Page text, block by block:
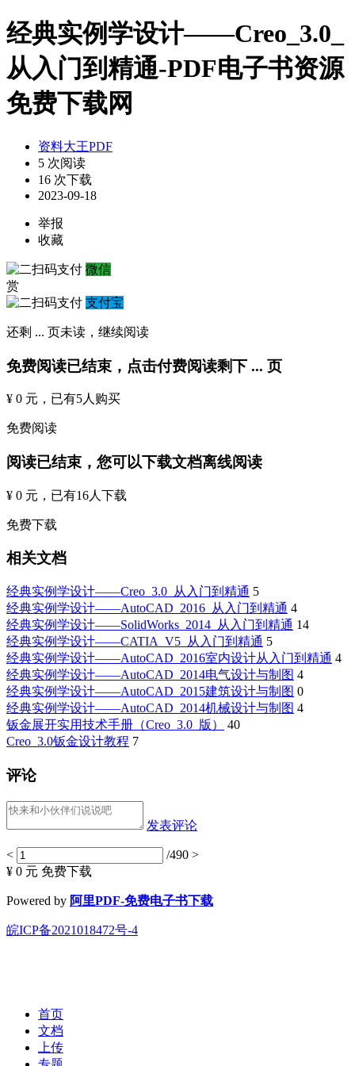
经典实例学设计——Creo_3.0_
从入门到精通-PDF电子书资源
免费下载网
资料大王PDF
5 次阅读
16 次下载
2023-09-18
举报
收藏
微信
赏
支付宝
还剩 ... 页未读， 继续阅读
免费阅读已结束，点击付费阅读剩下 ... 页
¥ 0 元 ，已有5人购买
免费阅读
阅读已结束，您可以下载文档离线阅读
¥ 0 元 ，已有16人下载
免费下载
相关文档
经典实例学设计——Creo_3.0_从入门到精通 5
经典实例学设计——AutoCAD_2016_从入门到精通 4
经典实例学设计——SolidWorks_2014_从入门到精通 14
经典实例学设计——CATIA_V5_从入门到精通 5
经典实例学设计——AutoCAD_2016室内设计从入门到精通 4
经典实例学设计——AutoCAD_2014电气设计与制图 4
经典实例学设计——AutoCAD_2015建筑设计与制图 0
经典实例学设计——AutoCAD_2014机械设计与制图 4
钣金展开实用技术手册（Creo_3.0_版）
40
Creo_3.0钣金设计教程 7
评论
发表评论
< /490 >
¥ 0 元 免费下载
Powered by 阿里PDF-免费电子书下载
皖ICP备2021018472号-4
首页
文档
上传